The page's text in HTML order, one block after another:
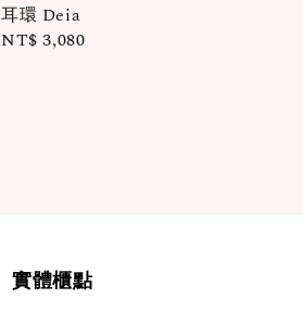
耳環 Deia
Regular
NT$ 3,080
實體櫃點